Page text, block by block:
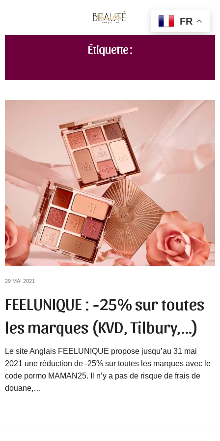
Étiquette :
29 MAI 2021
FEELUNIQUE : -25% sur toutes
les marques (KVD, Tilbury,…)
Le site Anglais FEELUNIQUE propose jusqu’au 31 mai
2021 une réduction de -25% sur toutes les marques avec le
code pormo MAMAN25. Il n’y a pas de risque de frais de
douane,…
FR